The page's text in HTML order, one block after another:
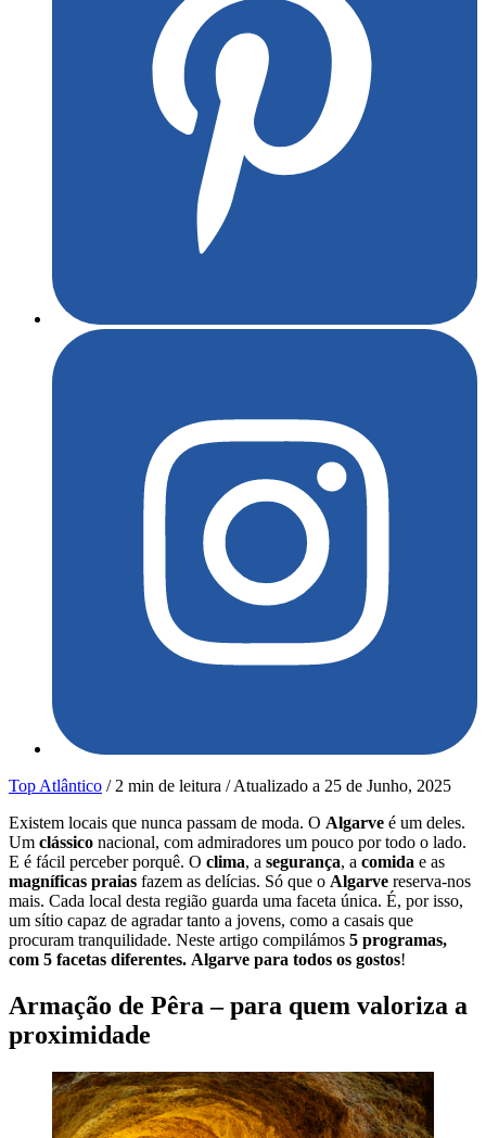
Top Atlântico / 2 min de leitura /Atualizado a 25 de Junho, 2025
Existem locais que nunca passam de moda. O Algarve é um deles.
Um clássico nacional, com admiradores um pouco por todo o lado.
E é fácil perceber porquê. O clima, a segurança, a comida e as
magníficas praias fazem as delícias. Só que o Algarve reserva-nos
mais. Cada local desta região guarda uma faceta única. É, por isso,
um sítio capaz de agradar tanto a jovens, como a casais que
procuram tranquilidade. Neste artigo compilámos 5 programas,
com 5 facetas diferentes. Algarve para todos os gostos!
Armação de Pêra – para quem valoriza a
proximidade